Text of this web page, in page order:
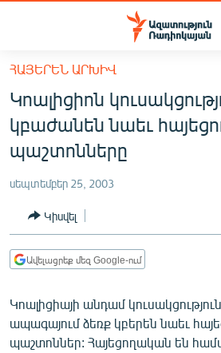
Մատչելիության
հիմնական
բովանդակությանը
Անցնել
հիմնական
մենյուին
ՀԱՅԱՍՏԱՆ
ՔԱՂԱՔԱԿԱՆ
ՀԱՍԱՐԱԿՈՒԹՅՈՒՆ
ՏՆՏԵՍՈՒԹՅՈՒՆ
ՊԱՏԵՐԱԶՄԻ 6 ՇԱԲԱԹՆԵՐԸ
ՏԱՐԱԾԱՇՐՋԱՆ
ՀԱՅԵՐԵՆ ԱՐԽԻՎ
Կոալիցիոն
կբաժանեն նաեւ
պաշտոնները
սեպտեմբեր 25, 2003
Կիսվել
Ավելացրեք մեզ Google-ում
Կոալիցիայի անդամ
ապագայում ձեռք կբերեն նաեւ
պաշտոններ: Հայեցողական են